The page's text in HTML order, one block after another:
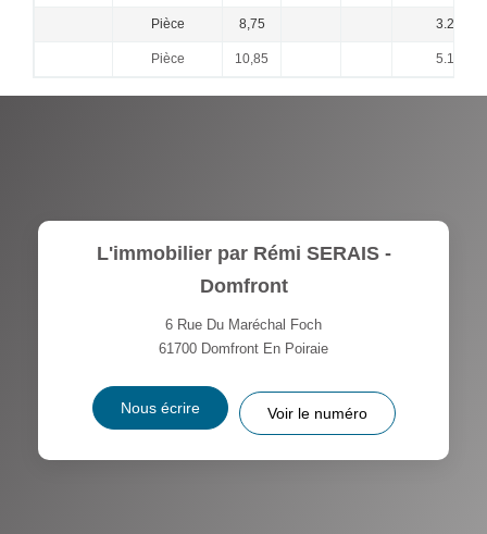
Pièce 8,75 3.26 LC
Pièce 10,85 5.14 LC
L'immobilier par Rémi SERAIS -
Domfront
6 Rue Du Maréchal Foch
61700 Domfront En Poiraie
Nous écrire Voir le numéro